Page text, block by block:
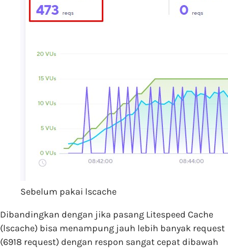
Sebelum pakai lscache
Dibandingkan dengan jika pasang Litespeed Cache
(lscache) bisa menampung jauh lebih banyak request
(6918 request) dengan respon sangat cepat dibawah